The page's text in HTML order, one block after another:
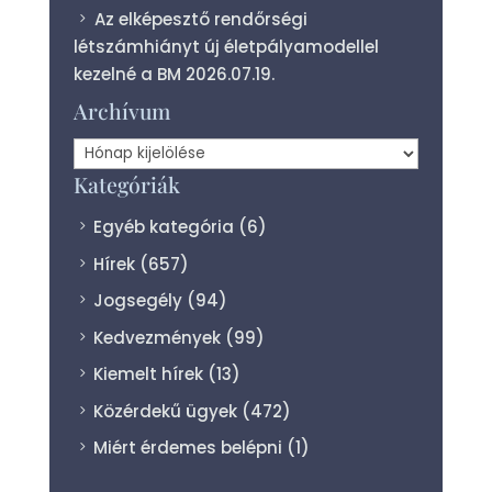
Az elképesztő rendőrségi
létszámhiányt új életpályamodellel
kezelné a BM 2026.07.19.
Archívum
Archívum
Kategóriák
Egyéb kategória (6)
Hírek (657)
Jogsegély (94)
Kedvezmények (99)
Kiemelt hírek (13)
Közérdekű ügyek (472)
Miért érdemes belépni (1)